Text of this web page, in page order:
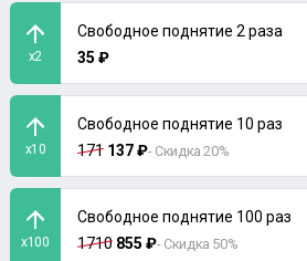
x2
Свободное поднятие 2 раза
35 ₽
x10
Свободное поднятие 10 раз
171 137 ₽- Скидка 20%
x100
Свободное поднятие 100 раз
1710 855 ₽- Скидка 50%